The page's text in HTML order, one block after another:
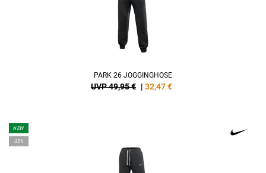
PARK 26 JOGGINGHOSE
UVP 49,95 € | 32,47€
NEW
-35%